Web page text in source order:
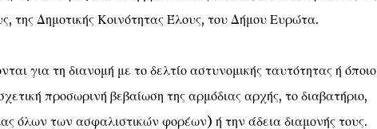
της Δημοτικής Κοινότητας Έλους, του Δήμου Ευρώτα.
για τη διανομή με το δελτίο αστυνομικής ταυτότητας ή όποιο
προσωρινή βεβαίωση της αρμόδιας αρχής, το διαβατήριο,
όλων των ασφαλιστικών φορέων) ή την άδεια διαμονής τους.